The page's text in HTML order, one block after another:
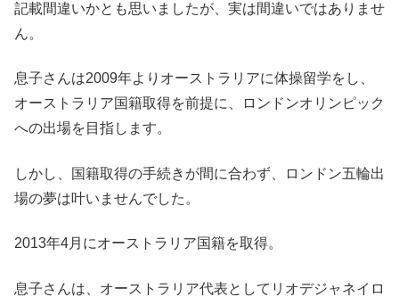
記載間違いかとも思いましたが、実は間違いではありませ
ん。
息子さんは2009年よりオーストラリアに体操留学をし、
オーストラリア国籍取得を前提に、ロンドンオリンピック
への出場を目指します。
しかし、国籍取得の手続きが間に合わず、ロンドン五輪出
場の夢は叶いませんでした。
2013年4月にオーストラリア国籍を取得。
息子さんは、オーストラリア代表としてリオデジャネイロ